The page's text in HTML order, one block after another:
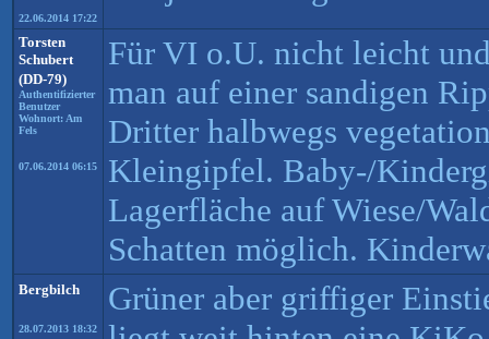
22.06.2014 17:22
Torsten
Schubert
(DD-79)
Authentifizierter
Benutzer
Wohnort: Am
Fels
07.06.2014 06:15
Für VI o.U. nicht leicht
man auf einer sandigen
Dritter halbwegs
Kleingipfel. Baby-/
Lagerfläche auf Wiese/
Schatten möglich.
Bergbilch
28.07.2013 18:32
Grüner aber griffiger